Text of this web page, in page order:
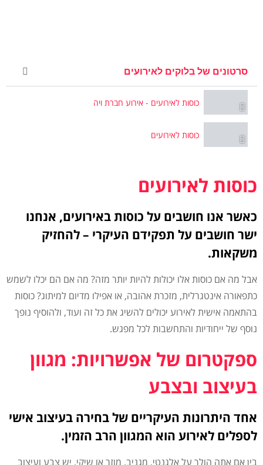
סרטונים של בלוקים לאירועים
כוסות לאירועים - אירוע חברת ויה
כוסות לאירועים
כוסות לאירועים
כאשר אנו חושבים על כוסות באירועים, אנחנו
ישר חושבים על תפקידם העיקרי – להחזיק
משקאות.
אבל מה אם כוסות אלו יכולות להיות יותר מזה? מה אם הם יכלו לשמש
כתפאורה אינטגרלית, מזכרת אהובה, או אפילו מדיום למיתוג? כוסות
בהתאמה אישית לאירוע יכולים להשיג את כל זה ועוד, ולהוסיף נופך
נוסף של ייחודיות והתחשבות לכל מפגש.
ספקטרום של אפשרויות: מגוון
בעיצוב ובצבע
אחד היתרונות העיקריים של בחירה בעיצוב אישי
לספלים לאירוע הוא המגוון הרב הזמין.
בין אם אתה הולך על אלגנטי, מגניב, מוזר או שיקי, יש צבע ועיצוב